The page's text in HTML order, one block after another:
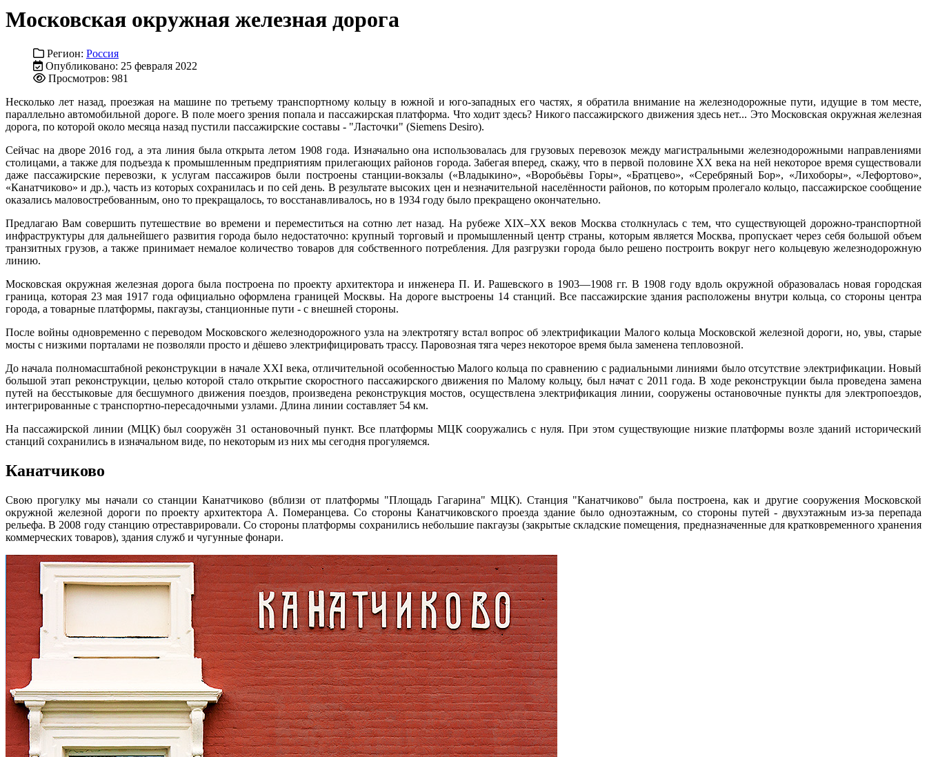
Московская окружная железная дорога
Регион: Россия
Опубликовано: 25 февраля 2022
Просмотров: 981
Несколько лет назад, проезжая на машине по третьему транспортному кольцу в южной и юго-западных его частях, я обратила внимание на железнодорожные пути, идущие в том месте,
параллельно автомобильной дороге. В поле моего зрения попала и пассажирская платформа. Что ходит здесь? Никого пассажирского движения здесь нет... Это Московская окружная железная
дорога, по которой около месяца назад пустили пассажирские составы - "Ласточки" (Siemens Desiro).
Сейчас на дворе 2016 год, а эта линия была открыта летом 1908 года. Изначально она использовалась для грузовых перевозок между магистральными железнодорожными направлениями
столицами, а также для подъезда к промышленным предприятиям прилегающих районов города. Забегая вперед, скажу, что в первой половине XX века на ней некоторое время существовали
даже пассажирские перевозки, к услугам пассажиров были построены станции-вокзалы («Владыкино», «Воробьёвы Горы», «Братцево», «Серебряный Бор», «Лихоборы», «Лефортово»,
«Канатчиково» и др.), часть из которых сохранилась и по сей день. В результате высоких цен и незначительной населённости районов, по которым пролегало кольцо, пассажирское сообщение
оказались маловостребованным, оно то прекращалось, то восстанавливалось, но в 1934 году было прекращено окончательно.
Предлагаю Вам совершить путешествие во времени и переместиться на сотню лет назад. На рубеже XIX–XX веков Москва столкнулась с тем, что существующей дорожно-транспортной
инфраструктуры для дальнейшего развития города было недостаточно: крупный торговый и промышленный центр страны, которым является Москва, пропускает через себя большой объем
транзитных грузов, а также принимает немалое количество товаров для собственного потребления. Для разгрузки города было решено построить вокруг него кольцевую железнодорожную
линию.
Московская окружная железная дорога была построена по проекту архитектора и инженера П. И. Рашевского в 1903—1908 гг. В 1908 году вдоль окружной образовалась новая городская
граница, которая 23 мая 1917 года официально оформлена границей Москвы. На дороге выстроены 14 станций. Все пассажирские здания расположены внутри кольца, со стороны центра
города, а товарные платформы, пакгаузы, станционные пути - с внешней стороны.
После войны одновременно с переводом Московского железнодорожного узла на электротягу встал вопрос об электрификации Малого кольца Московской железной дороги, но, увы, старые
мосты с низкими порталами не позволяли просто и дёшево электрифицировать трассу. Паровозная тяга через некоторое время была заменена тепловозной.
До начала полномасштабной реконструкции в начале XXI века, отличительной особенностью Малого кольца по сравнению с радиальными линиями было отсутствие электрификации. Новый
большой этап реконструкции, целью которой стало открытие скоростного пассажирского движения по Малому кольцу, был начат с 2011 года. В ходе реконструкции была проведена замена
путей на бесстыковые для бесшумного движения поездов, произведена реконструкция мостов, осуществлена электрификация линии, сооружены остановочные пункты для электропоездов,
интегрированные с транспортно-пересадочными узлами. Длина линии составляет 54 км.
На пассажирской линии (МЦК) был сооружён 31 остановочный пункт. Все платформы МЦК сооружались с нуля. При этом существующие низкие платформы возле зданий исторический
станций сохранились в изначальном виде, по некоторым из них мы сегодня прогуляемся.
Канатчиково
Свою прогулку мы начали со станции Канатчиково (вблизи от платформы "Площадь Гагарина" МЦК). Станция "Канатчиково" была построена, как и другие сооружения Московской
окружной железной дороги по проекту архитектора А. Померанцева. Со стороны Канатчиковского проезда здание было одноэтажным, со стороны путей - двухэтажным из-за перепада
рельефа. В 2008 году станцию отреставрировали. Со стороны платформы сохранились небольшие пакгаузы (закрытые складские помещения, предназначенные для кратковременного хранения
коммерческих товаров), здания служб и чугунные фонари.